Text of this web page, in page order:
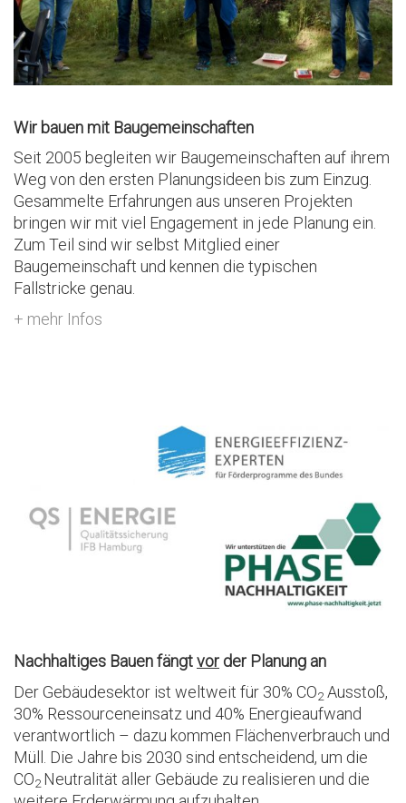
Wir bauen mit Baugemeinschaften
Seit 2005 begleiten wir Baugemeinschaften auf ihrem
Weg von den ersten Planungsideen bis zum Einzug.
Gesammelte Erfahrungen aus unseren Projekten
bringen wir mit viel Engagement in jede Planung ein.
Zum Teil sind wir selbst Mitglied einer
Baugemeinschaft und kennen die typischen
Fallstricke genau.
+ mehr Infos
Nachhaltiges Bauen fängtvorder Planung an
Der Gebäudesektor ist weltweit für 30% CO2 Ausstoß,
30% Ressourceneinsatz und 40% Energieaufwand
verantwortlich – dazu kommen Flächenverbrauch und
Müll. Die Jahre bis 2030 sind entscheidend, um die
CO2 Neutralität aller Gebäude zu realisieren und die